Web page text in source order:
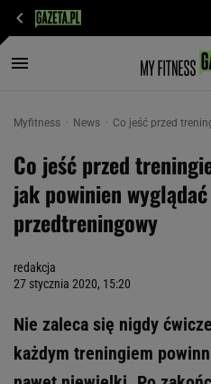
Myfitness News Co jeść przed
Co jeść przed
jak powinien
przedtreningowy
redakcja
27 stycznia 2020, 15:20
Nie zaleca się nigdy
każdym treningiem